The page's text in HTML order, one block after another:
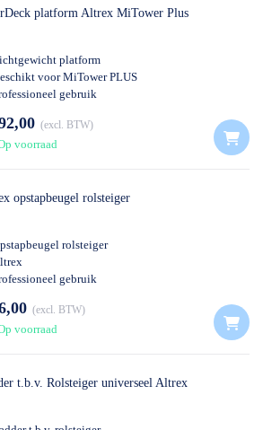
platform Altrex MiTower Plus
platform
voor MiTower PLUS
gebruik
excl. BTW
voorraad
opstapbeugel rolsteiger
rolsteiger
gebruik
excl. BTW
voorraad
t.b.v. Rolsteiger universeel Altrex